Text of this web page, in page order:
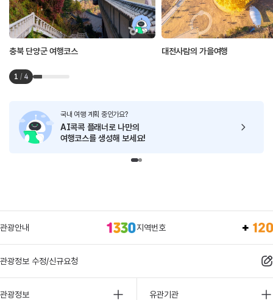
충북 단양군 여행코스 대전사람의 가을여행
1 / 4
국내 여행 계획 중인가요?
AI콕콕 플래너로 나만의
여행코스를 생성해 보세요!
관광안내 지역번호
관광정보 수정/신규요청
관광정보 유관기관